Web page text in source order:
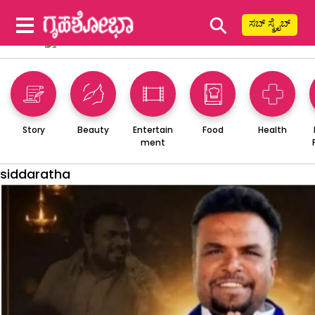
⚲ ಸಬ್ ಸ್ಕ್ರೈಬ್
Story Beauty
Entertain
ment
Food Health
siddaratha